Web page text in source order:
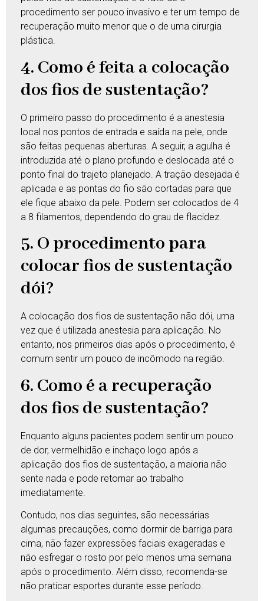
procedimento ser pouco invasivo e ter um tempo de
recuperação muito menor que o de uma cirurgia
plástica.
4. Como é feita a colocação
dos fios de sustentação?
O primeiro passo do procedimento é a anestesia
local nos pontos de entrada e saída na pele, onde
são feitas pequenas aberturas. A seguir, a agulha é
introduzida até o plano profundo e deslocada até o
ponto final do trajeto planejado. A tração desejada é
aplicada e as pontas do fio são cortadas para que
ele fique abaixo da pele. Podem ser colocados de 4
a 8 filamentos, dependendo do grau de flacidez.
5. O procedimento para
colocar fios de sustentação
dói?
A colocação dos fios de sustentação não dói, uma
vez que é utilizada anestesia para aplicação. No
entanto, nos primeiros dias após o procedimento, é
comum sentir um pouco de incômodo na região.
6. Como é a recuperação
dos fios de sustentação?
Enquanto alguns pacientes podem sentir um pouco
de dor, vermelhidão e inchaço logo após a
aplicação dos fios de sustentação, a maioria não
sente nada e pode retornar ao trabalho
imediatamente.
Contudo, nos dias seguintes, são necessárias
algumas precauções, como dormir de barriga para
cima, não fazer expressões faciais exageradas e
não esfregar o rosto por pelo menos uma semana
após o procedimento. Além disso, recomenda-se
não praticar esportes durante esse período.